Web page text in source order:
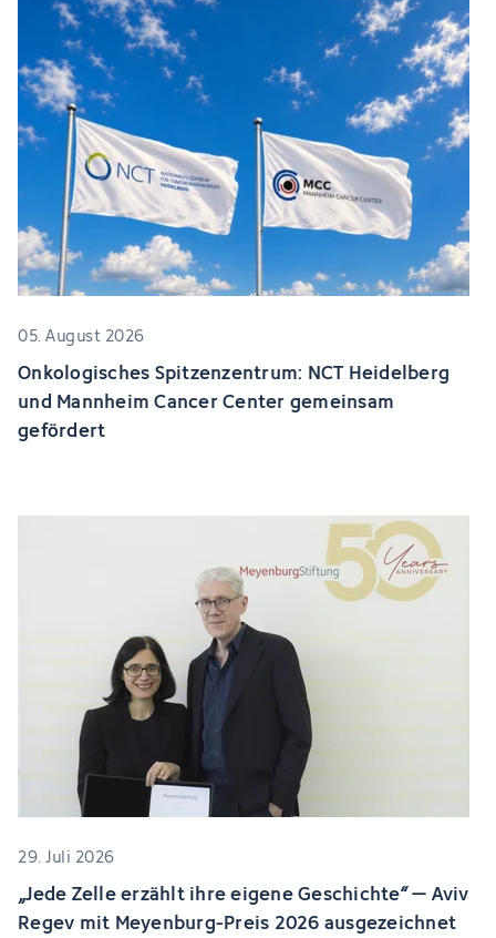
05. August 2026
Onkologisches Spitzenzentrum: NCT Heidelberg
und Mannheim Cancer Center gemeinsam
gefördert
29. Juli 2026
„Jede Zelle erzählt ihre eigene Geschichte“ – Aviv
Regev mit Meyenburg-Preis 2026 ausgezeichnet